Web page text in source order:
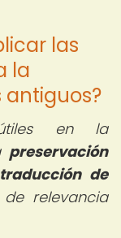
las
la
en la
preservación
traducción de
relevancia